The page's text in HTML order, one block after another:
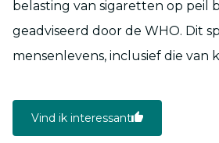
belasting van sigaretten op peil
geadviseerd door de WHO. Dit
mensenlevens, inclusief die van
Vind ik interessant